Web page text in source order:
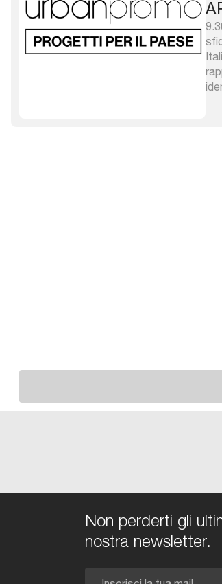
Non perderti gli
nostra newsletter.